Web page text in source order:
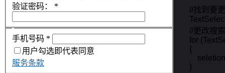
//找到
//更改
for
        {
        }
验证密码：
*
手机号码 *
用户勾选即代表同意
服务条款